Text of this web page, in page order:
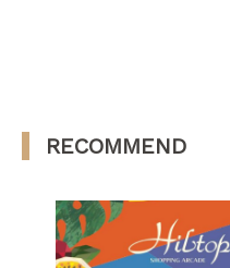
RECOMMEND